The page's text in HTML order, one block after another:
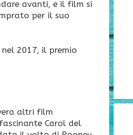
avanti, e il film si
per il suo
2017, il premio
altri film
Carol del